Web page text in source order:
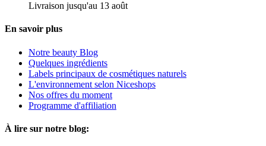
Livraison jusqu'au 13 août
En savoir plus
Notre beauty Blog
Quelques ingrédients
Labels principaux de cosmétiques naturels
L'environnement selon Niceshops
Nos offres du moment
Programme d'affiliation
À lire sur notre blog: